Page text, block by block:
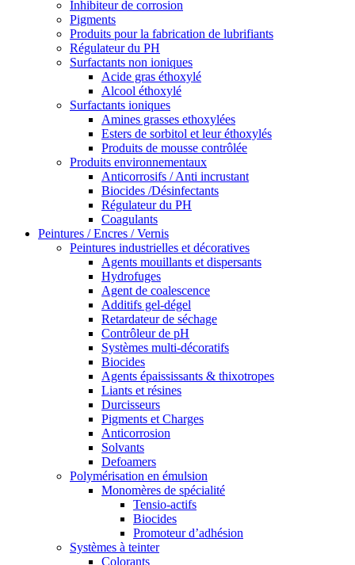
Inhibiteur de corrosion
Pigments
Produits pour la fabrication de lubrifiants
Régulateur du PH
Surfactants non ioniques
Acide gras éthoxylé
Alcool éthoxylé
Surfactants ioniques
Amines grasses ethoxylées
Esters de sorbitol et leur éthoxylés
Produits de mousse contrôlée
Produits environnementaux
Anticorrosifs / Anti incrustant
Biocides /Désinfectants
Régulateur du PH
Coagulants
Peintures / Encres / Vernis
Peintures industrielles et décoratives
Agents mouillants et dispersants
Hydrofuges
Agent de coalescence
Additifs gel-dégel
Retardateur de séchage
Contrôleur de pH
Systèmes multi-décoratifs
Biocides
Agents épaississants & thixotropes
Liants et résines
Durcisseurs
Pigments et Charges
Anticorrosion
Solvants
Defoamers
Polymérisation en émulsion
Monomères de spécialité
Tensio-actifs
Biocides
Promoteur d’adhésion
Systèmes à teinter
Colorants